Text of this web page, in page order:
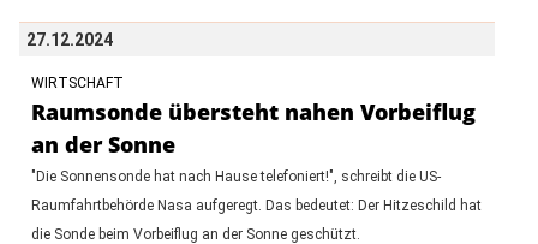
27.12.2024
WIRTSCHAFT
Raumsonde übersteht nahen Vorbeiflug
an der Sonne
"Die Sonnensonde hat nach Hause telefoniert!", schreibt die US-
Raumfahrtbehörde Nasa aufgeregt. Das bedeutet: Der Hitzeschild hat
die Sonde beim Vorbeiflug an der Sonne geschützt.